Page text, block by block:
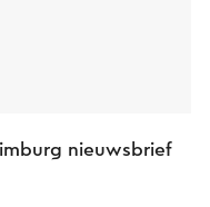
nieuwsbrief